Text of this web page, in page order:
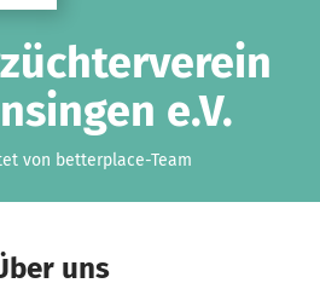
e.V.
von betterplace-Team
uns